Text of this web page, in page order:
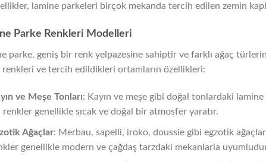
lamine parkeleri birçok mekanda tercih edilen zemin
Parke Renkleri Modelleri
parke, geniş bir renk yelpazesine sahiptir ve farklı ağaç
renkleri ve tercih edildikleri ortamların özellikleri:
ve Meşe Tonları: Kayın ve meşe gibi doğal tonlardaki
renkler genellikle sıcak ve doğal bir atmosfer yaratır.
Ağaçlar: Merbau, sapelli, iroko, doussie gibi egzotik
genellikle modern ve çağdaş tarzdaki mekanlarla